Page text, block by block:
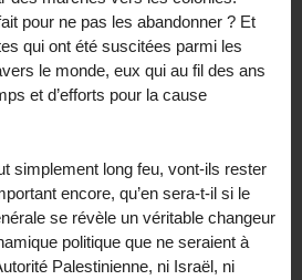
pour ne pas les abandonner ? Et
qui ont été suscitées parmi les
le monde, eux qui au fil des ans
et d’efforts pour la cause
simplement long feu, vont-ils rester
encore, qu’en sera-t-il si le
se révèle un véritable changeur
politique que ne seraient à
Palestinienne, ni Israël, ni